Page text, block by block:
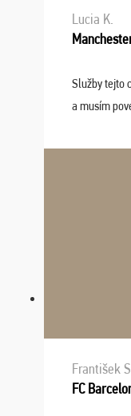
Lucia K.
Služby tejto
a musím
dispozícii
František S.
FC